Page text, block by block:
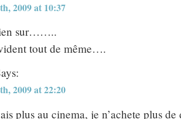
2009 at 10:37
sur……..
tout de même….
2009 at 22:20
plus au cinema, je n’achete plus